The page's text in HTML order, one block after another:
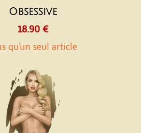
Obsessive
18.90 €
qu'un seul article